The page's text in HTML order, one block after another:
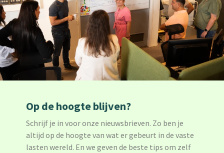
Op de hoogte blijven?
Schrijf je in voor onze nieuwsbrieven. Zo ben je
altijd op de hoogte van wat er gebeurt in de vaste
lasten wereld. En we geven de beste tips om zelf